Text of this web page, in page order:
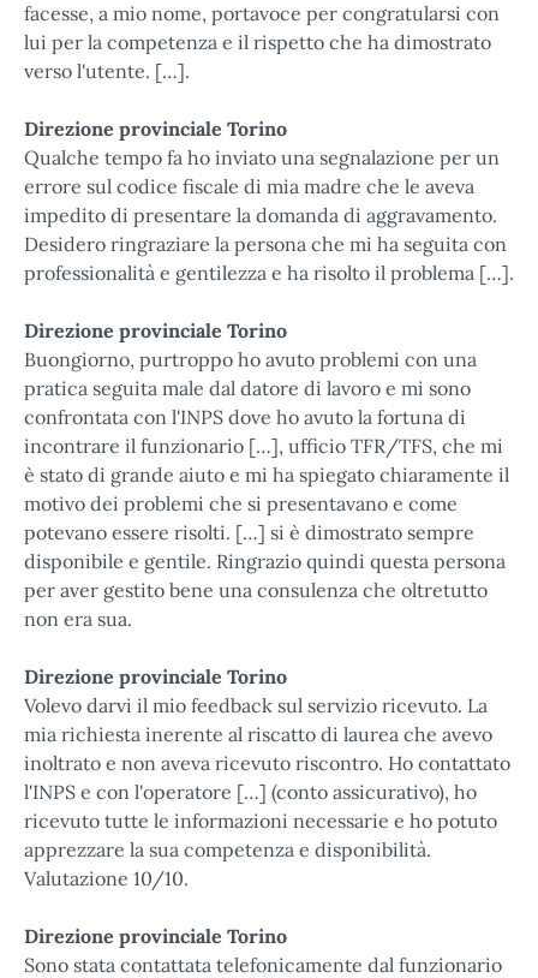
facesse, a mio nome, portavoce per congratularsi con
lui per la competenza e il rispetto che ha dimostrato
verso l'utente. […].
Direzione provinciale Torino
Qualche tempo fa ho inviato una segnalazione per un
errore sul codice fiscale di mia madre che le aveva
impedito di presentare la domanda di aggravamento.
Desidero ringraziare la persona che mi ha seguita con
professionalità e gentilezza e ha risolto il problema […].
Direzione provinciale Torino
Buongiorno, purtroppo ho avuto problemi con una
pratica seguita male dal datore di lavoro e mi sono
confrontata con l'INPS dove ho avuto la fortuna di
incontrare il funzionario […], ufficio TFR/TFS, che mi
è stato di grande aiuto e mi ha spiegato chiaramente il
motivo dei problemi che si presentavano e come
potevano essere risolti. […] si è dimostrato sempre
disponibile e gentile. Ringrazio quindi questa persona
per aver gestito bene una consulenza che oltretutto
non era sua.
Direzione provinciale Torino
Volevo darvi il mio feedback sul servizio ricevuto. La
mia richiesta inerente al riscatto di laurea che avevo
inoltrato e non aveva ricevuto riscontro. Ho contattato
l'INPS e con l'operatore […] (conto assicurativo), ho
ricevuto tutte le informazioni necessarie e ho potuto
apprezzare la sua competenza e disponibilità.
Valutazione 10/10.
Direzione provinciale Torino
Sono stata contattata telefonicamente dal funzionario